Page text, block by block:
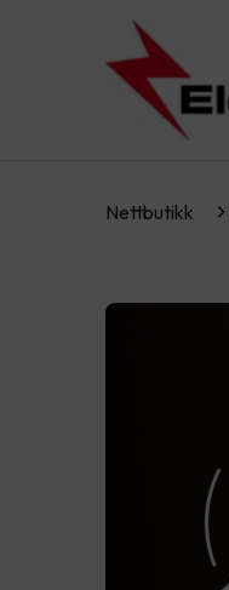
Nettbutikk